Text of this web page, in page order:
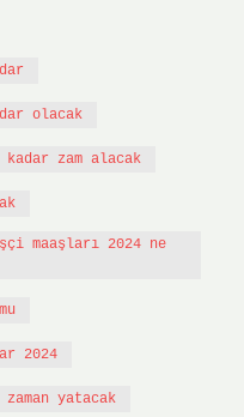
olacak
zam alacak
maaşları 2024 ne
2024
yatacak